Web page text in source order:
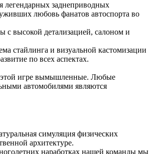
легендарных заднеприводных
любовь фанатов автоспорта во
высокой детализацией, салоном и
стайлинга и визуальной кастомизации
по всех аспектах.
этой игре вымышленные. Любые
автомобилями являются
симуляция физических
архитектуре.
наработках нашей команды мы